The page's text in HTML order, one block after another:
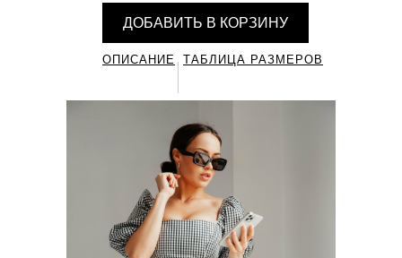
ДОБАВИТЬ В КОРЗИНУ
ОПИСАНИЕ ТАБЛИЦА РАЗМЕРОВ